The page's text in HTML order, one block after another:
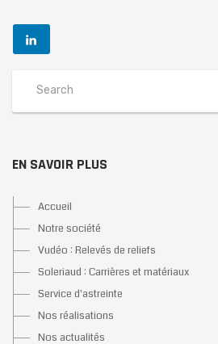
EN SAVOIR PLUS
Accueil
Notre société
Vudéo : Relevés de reliefs
Soleriaud : Carrières et matériaux
Service d'astreinte
Nos réalisations
Nos actualités